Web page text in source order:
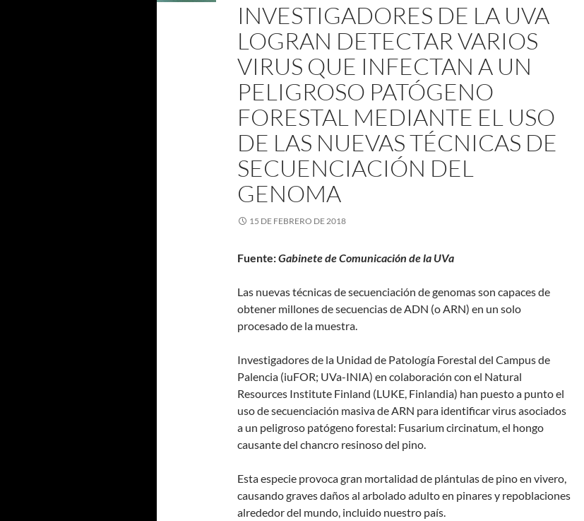
INVESTIGADORES DE LA UVA
LOGRAN DETECTAR VARIOS
VIRUS QUE INFECTAN A UN
PELIGROSO PATÓGENO
FORESTAL MEDIANTE EL USO
DE LAS NUEVAS TÉCNICAS DE
SECUENCIACIÓN DEL
GENOMA
15 DE FEBRERO DE 2018
Fuente:Gabinete de Comunicación de la UVa
Las nuevas técnicas de secuenciación de genomas son capaces de
obtener millones de secuencias de ADN (o ARN) en un solo
procesado de la muestra.
Investigadores de la Unidad de Patología Forestal del Campus de
Palencia (iuFOR; UVa-INIA) en colaboración con el Natural
Resources Institute Finland (LUKE, Finlandia) han puesto a punto el
uso de secuenciación masiva de ARN para identificar virus asociados
a un peligroso patógeno forestal: Fusarium circinatum, el hongo
causante del chancro resinoso del pino.
Esta especie provoca gran mortalidad de plántulas de pino en vivero,
causando graves daños al arbolado adulto en pinares y repoblaciones
alrededor del mundo, incluido nuestro país.